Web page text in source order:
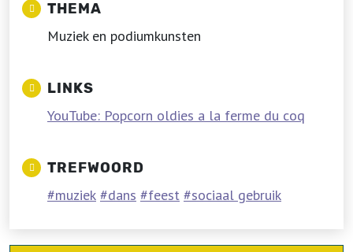
THEMA
Muziek en podiumkunsten
LINKS
YouTube: Popcorn oldies a la ferme du coq
TREFWOORD
muziek dans feest sociaal gebruik